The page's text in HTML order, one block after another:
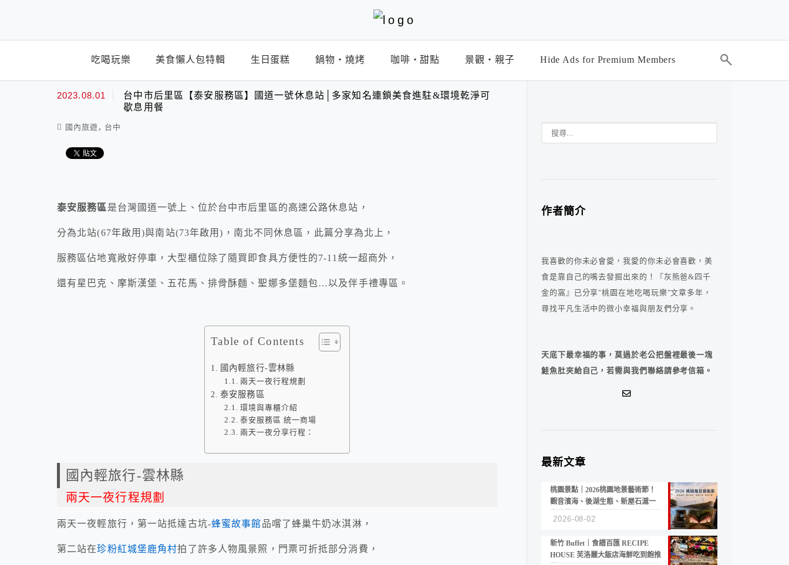
吃喝玩樂 美食懶人包特輯 生日蛋糕 鍋物‧燒烤 咖啡‧甜點 景觀‧親子 Hide Ads for Premium Members
2023.08.01
台中市后里區【泰安服務區】國道一號休息站│多家知名連鎖美食進駐&環境乾淨可
歇息用餐
國內旅遊 , 台中
泰安服務區 是台灣國道一號上、位於台中市后里區的高速公路休息站，
分為北站(67年啟用)與南站(73年啟用)，南北不同休息區，此篇分享為北上，
服務區佔地寬敞好停車，大型櫃位除了隨買即食具方便性的7-11統一超商外，
還有星巴克、摩斯漢堡、五花馬、排骨酥麵、聖娜多堡麵包…以及伴手禮專區。
Table of Contents
國內輕旅行-雲林縣
兩天一夜行程規劃
泰安服務區
環境與專櫃介紹
泰安服務區 統一商場
兩天一夜分享行程：
國內輕旅行-雲林縣
兩天一夜行程規劃
兩天一夜輕旅行，第一站抵達古坑-蜂蜜故事館品嚐了蜂巢牛奶冰淇淋，
第二站在珍粉紅城堡鹿角村拍了許多人物風景照，門票可折抵部分消費，
作者簡介
我喜歡的你未必會愛，我愛的你未必會喜歡，美
食是靠自己的嘴去發掘出來的！『灰熊爸&四千
金的窩』已分享"桃園在地吃喝玩樂"文章多年，
尋找平凡生活中的微小幸福與朋友們分享。
天底下最幸福的事，莫過於老公把盤裡最後一塊
鮭魚肚夾給自己，若需與我們聯絡請參考信箱。
最新文章
桃園景點｜2026桃園地景藝術節！
觀音濱海、後湖生態、新屋石滬一
2026-08-02
新竹 Buffet｜食譜百匯 RECIPE
HOUSE 芙洛麗大飯店海鮮吃到飽推